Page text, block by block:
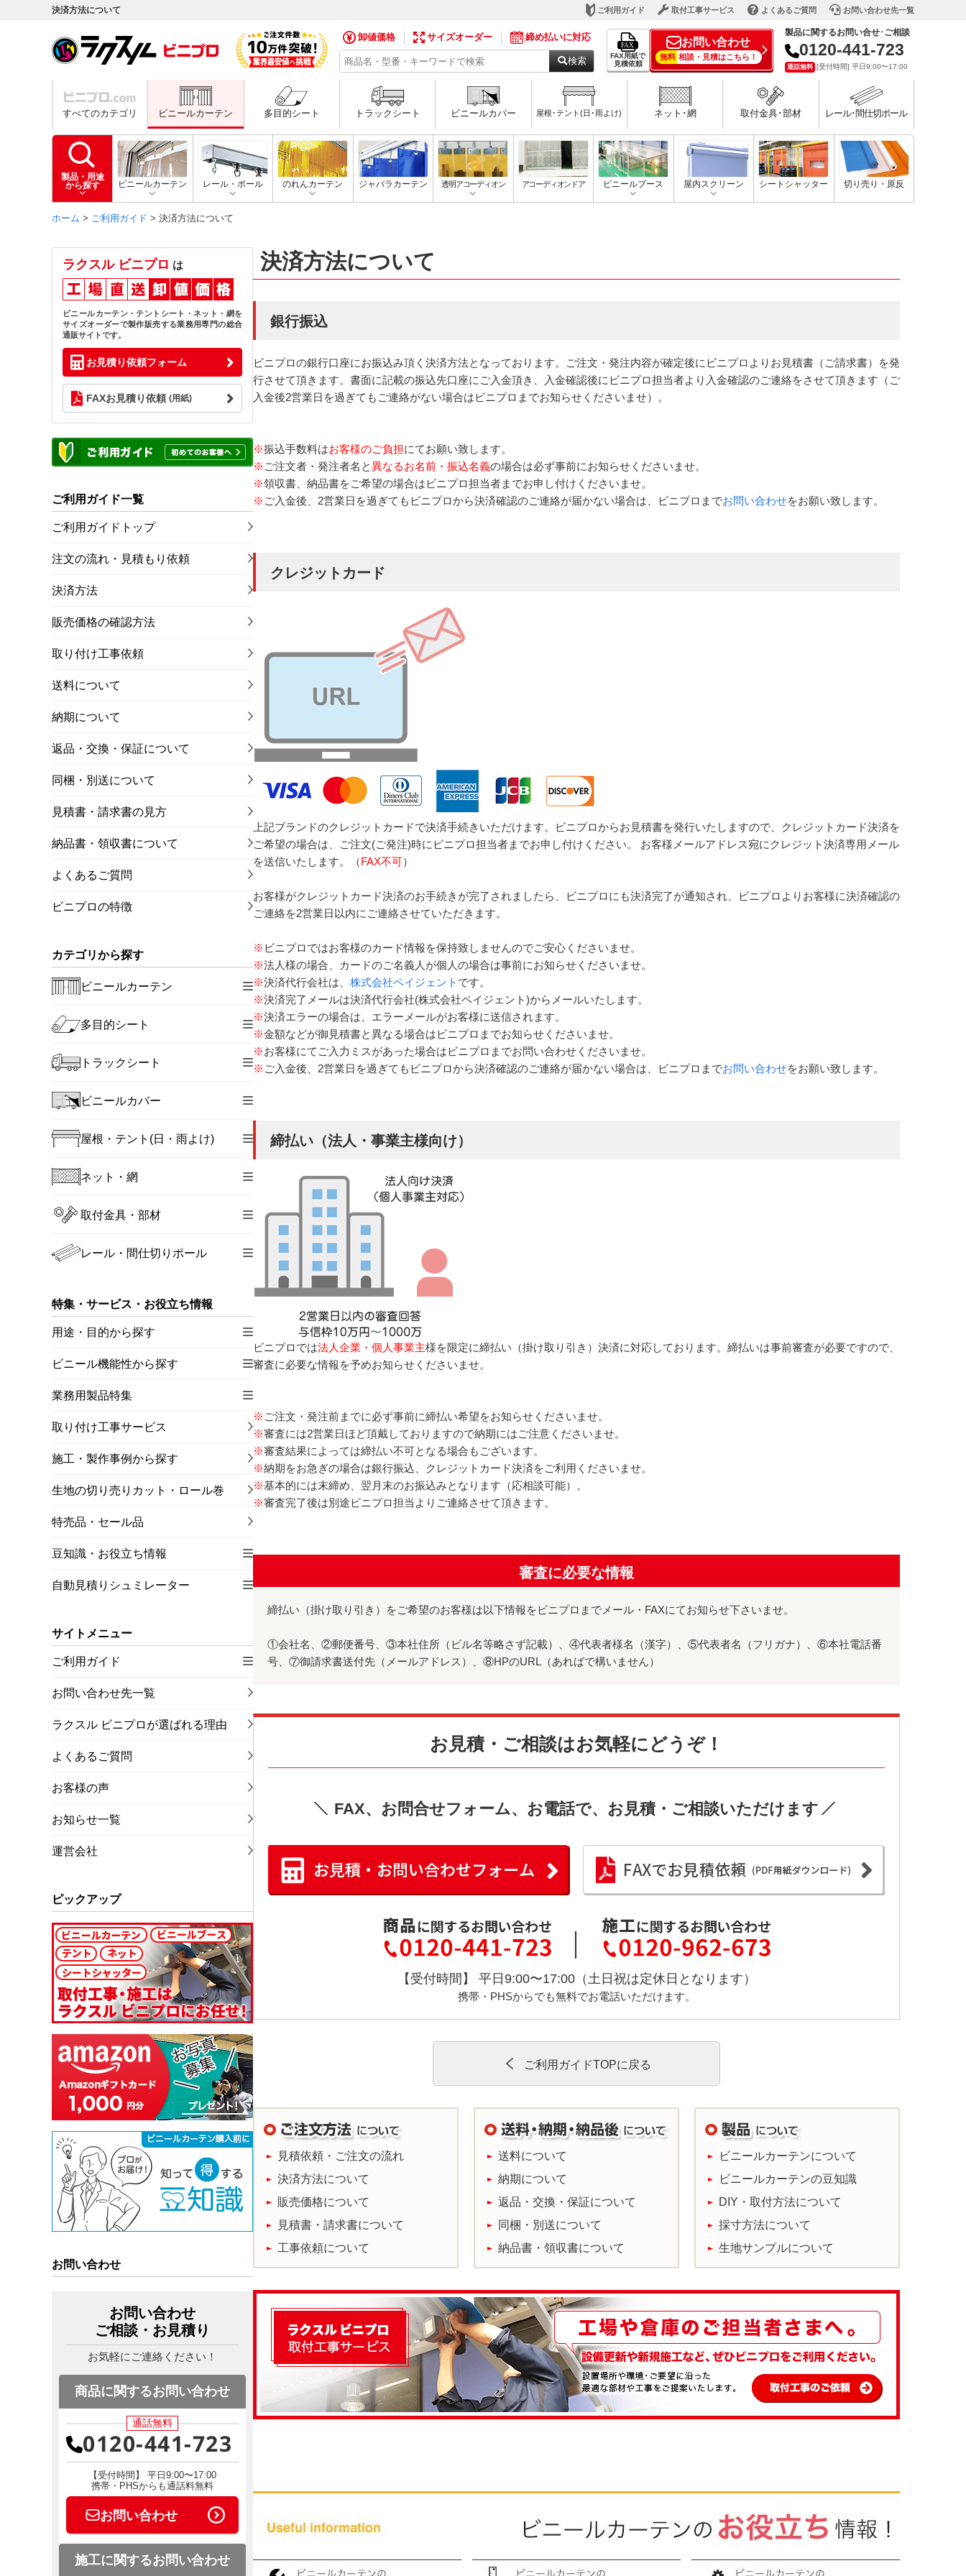
決済方法について ご利用ガイド 取付工事サービス よくあるご質問 お問い合わせ先一覧
卸値価格 サイズオーダー 締め払いに対応
検索
FAX用紙で
見積依頼
お問い合わせ
無料 相談・見積はこちら！
製品に関するお問い合せ･ご相談
0120-441-723
通話無料 [受付時間] 平日9:00〜17:00
すべてのカテゴリ ビニールカーテン 多目的シート トラックシート ビニールカバー 屋根･テント(日･雨よけ) ネット･網 取付金具･部材 レール･間仕切ポール
製品・用途
から探す
ビニールカーテン レール・ポール のれんカーテン ジャバラカーテン 透明アコーディオン アコーディオンドア ビニールブース 屋内スクリーン シートシャッター 切り売り・原反
ホーム > ご利用ガイド > 決済方法について
決済方法について
銀行振込
ビニプロの銀行口座にお振込み頂く決済方法となっております。ご注文・発注内容が確定後にビニプロよりお見積書（ご請求書）を発
行させて頂きます。書面に記載の振込先口座にご入金頂き、入金確認後にビニプロ担当者より入金確認のご連絡をさせて頂きます（ご
入金後2営業日を過ぎてもご連絡がない場合はビニプロまでお知らせくださいませ）。
※振込手数料はお客様のご負担にてお願い致します。
※ ご注文者・発注者名と異なるお名前・振込名義の場合は必ず事前にお知らせくださいませ。
※領収書、納品書をご希望の場合はビニプロ担当者までお申し付けくださいませ。
※ ご入金後、2営業日を過ぎてもビニプロから決済確認のご連絡が届かない場合は、ビニプロまでお問い合わせをお願い致します。
クレジットカード
上記ブランドのクレジットカードで決済手続きいただけます。ビニプロからお見積書を発行いたしますので、クレジットカード決済を
ご希望の場合は、ご注文(ご発注)時にビニプロ担当者までお申し付けください。 お客様メールアドレス宛にクレジット決済専用メール
を送信いたします。（FAX不可）
お客様がクレジットカード決済のお手続きが完了されましたら、ビニプロにも決済完了が通知され、ビニプロよりお客様に決済確認の
ご連絡を2営業日以内にご連絡させていただきます。
※ ビニプロではお客様のカード情報を保持致しませんのでご安心くださいませ。
※法人様の場合、カードのご名義人が個人の場合は事前にお知らせくださいませ。
※決済代行会社は、 株式会社ペイジェント です。
※決済完了メールは決済代行会社(株式会社ペイジェント)からメールいたします。
※決済エラーの場合は、エラーメールがお客様に送信されます。
※金額などが御見積書と異なる場合はビニプロまでお知らせくださいませ。
※お客様にてご入力ミスがあった場合はビニプロまでお問い合わせくださいませ。
※ ご入金後、2営業日を過ぎてもビニプロから決済確認のご連絡が届かない場合は、ビニプロまでお問い合わせをお願い致します。
締払い（法人・事業主様向け）
ビニプロでは法人企業・個人事業主様を限定に締払い（掛け取り引き）決済に対応しております。締払いは事前審査が必要ですので、
審査に必要な情報を予めお知らせくださいませ。
※ ご注文・発注前までに必ず事前に締払い希望をお知らせくださいませ。
※審査には2営業日ほど頂戴しておりますので納期にはご注意くださいませ。
※審査結果によっては締払い不可となる場合もございます。
※納期をお急ぎの場合は銀行振込、クレジットカード決済をご利用くださいませ。
※基本的には末締め、翌月末のお振込みとなります（応相談可能）。
※審査完了後は別途ビニプロ担当よりご連絡させて頂きます。
審査に必要な情報
締払い（掛け取り引き）をご希望のお客様は以下情報をビニプロまでメール・FAXにてお知らせ下さいませ。
①会社名、②郵便番号、③本社住所（ビル名等略さず記載）、④代表者様名（漢字）、⑤代表者名（フリガナ）、⑥本社電話番
号、⑦御請求書送付先（メールアドレス）、⑧HPのURL（あればで構いません）
お見積・ご相談はお気軽にどうぞ！
FAX、お問合せフォーム、お電話で、お見積・ご相談いただけます
【受付時間】 平日9:00〜17:00（土日祝は定休日となります）
携帯・PHSからでも無料でお電話いただけます。
ご利用ガイドTOPに戻る
見積依頼・ご注文の流れ
決済方法について
販売価格について
見積書・請求書について
工事依頼について
送料について
納期について
返品・交換・保証について
同梱・別送について
納品書・領収書について
ビニールカーテンについて
ビニールカーテンの豆知識
DIY・取付方法について
採寸方法について
生地サンプルについて
ラクスル ビニプロ は
ビニールカーテン・テントシート・ネット・網を
サイズオーダーで製作販売する業務用専門の総合
通販サイトです。
お見積り依頼フォーム
FAXお見積り依頼 (用紙)
ご利用ガイド一覧
ご利用ガイドトップ
注文の流れ・見積もり依頼
決済方法
販売価格の確認方法
取り付け工事依頼
送料について
納期について
返品・交換・保証について
同梱・別送について
見積書・請求書の見方
納品書・領収書について
よくあるご質問
ビニプロの特徴
カテゴリから探す
ビニールカーテン
多目的シート
トラックシート
ビニールカバー
屋根・テント(日・雨よけ)
ネット・網
取付金具・部材
レール・間仕切りポール
特集・サービス・お役立ち情報
用途・目的から探す
ビニール機能性から探す
業務用製品特集
取り付け工事サービス
施工・製作事例から探す
生地の切り売りカット・ロール巻
特売品・セール品
豆知識・お役立ち情報
自動見積りシュミレーター
サイトメニュー
ご利用ガイド
お問い合わせ先一覧
ラクスル ビニプロが選ばれる理由
よくあるご質問
お客様の声
お知らせ一覧
運営会社
ピックアップ
お問い合わせ
お問い合わせ
ご相談・お見積り
お気軽にご連絡ください！
商品に関するお問い合わせ
通話無料
0120-441-723
【受付時間】 平日9:00〜17:00
携帯・PHSからも通話料無料
お問い合わせ
施工に関するお問い合わせ